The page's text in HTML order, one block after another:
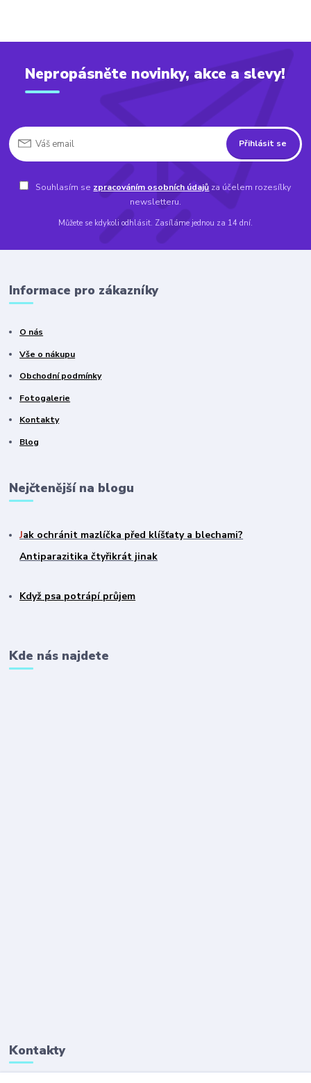
Nepropásněte novinky, akce a slevy!
Přihlásit se
Souhlasím se zpracováním osobních údajů za účelem rozesílky
newsletteru.
Můžete se kdykoli odhlásit. Zasíláme jednou za 14 dní.
Informace pro zákazníky
O nás
Vše o nákupu
Obchodní podmínky
Fotogalerie
Kontakty
Blog
Nejčtenější na blogu
Jak ochránit mazlíčka před klíšťaty a blechami?
Antiparazitika čtyřikrát jinak
Když psa potrápí průjem
Kde nás najdete
Kontakty